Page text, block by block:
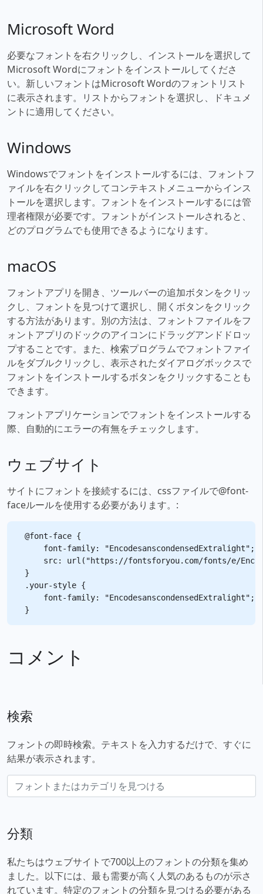
Microsoft Word
必要なフォントを右クリックし、インストールを選択して
Microsoft Wordにフォントをインストールしてくださ
い。新しいフォントはMicrosoft Wordのフォントリスト
に表示されます。リストからフォントを選択し、ドキュメ
ントに適用してください。
Windows
Windowsでフォントをインストールするには、フォントフ
ァイルを右クリックしてコンテキストメニューからインス
トールを選択します。フォントをインストールするには管
理者権限が必要です。フォントがインストールされると、
どのプログラムでも使用できるようになります。
macOS
フォントアプリを開き、ツールバーの追加ボタンをクリッ
クし、フォントを見つけて選択し、開くボタンをクリック
する方法があります。別の方法は、フォントファイルをフ
ォントアプリのドックのアイコンにドラッグアンドドロッ
プすることです。また、検索プログラムでフォントファイ
ルをダブルクリックし、表示されたダイアログボックスで
フォントをインストールするボタンをクリックすることも
できます。
フォントアプリケーションでフォントをインストールする
際、自動的にエラーの有無をチェックします。
ウェブサイト
サイトにフォントを接続するには、cssファイルで@font-
faceルールを使用する必要があります。:
@font-face {
    font-family: "EncodesanscondensedExtralight";
src: url("https://fontsforyou.com/fonts/e/
}
.your-style {
    font-family: "EncodesanscondensedExtralight";
コメント
検索
フォントの即時検索。テキストを入力するだけで、すぐに
結果が表示されます。
分類
私たちはウェブサイトで700以上のフォントの分類を集め
ました。以下には、最も需要が高く人気のあるものが示さ
れています。特定のフォントの分類を見つける必要がある